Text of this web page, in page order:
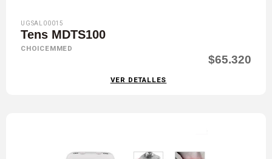
UGSAL00015
Tens MDTS100
CHOICEMMED
$65.320
VER DETALLES